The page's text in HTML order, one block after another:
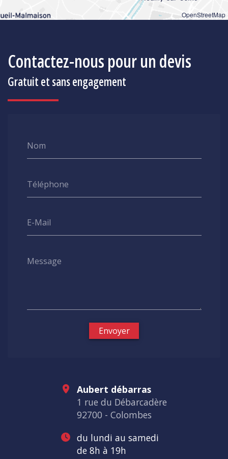
OpenStreetMap
Contactez-nous pour un devis
Gratuit et sans engagement
Nom
Téléphone
E-Mail
Message
Envoyer
Aubert débarras
1 rue du Débarcadère
92700 - Colombes
du lundi au samedi
de 8h à 19h